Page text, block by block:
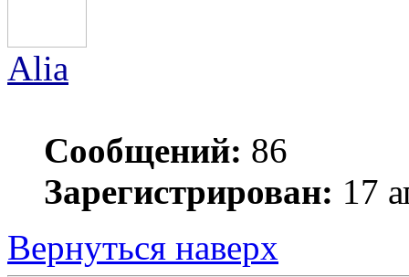
Alia
Сообщений: 86
Зарегистрирован: 17
Вернуться наверх